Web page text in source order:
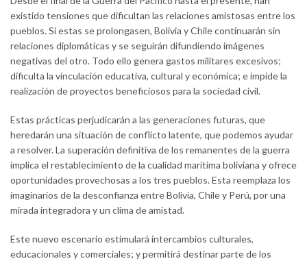
existido tensiones que dificultan las relaciones amistosas entre los
pueblos. Si estas se prolongasen, Bolivia y Chile continuarán sin
relaciones diplomáticas y se seguirán difundiendo imágenes
negativas del otro. Todo ello genera gastos militares excesivos;
dificulta la vinculación educativa, cultural y económica; e impide la
realización de proyectos beneficiosos para la sociedad civil.
Estas prácticas perjudicarán a las generaciones futuras, que
heredarán una situación de conflicto latente, que podemos ayudar
a resolver. La superación definitiva de los remanentes de la guerra
implica el restablecimiento de la cualidad marítima boliviana y ofrece
oportunidades provechosas a los tres pueblos. Esta reemplaza los
imaginarios de la desconfianza entre Bolivia, Chile y Perú, por una
mirada integradora y un clima de amistad.
Este nuevo escenario estimulará intercambios culturales,
educacionales y comerciales; y permitirá destinar parte de los